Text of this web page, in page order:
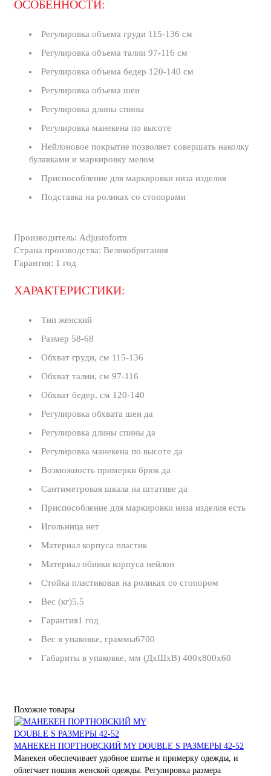
ОСОБЕННОСТИ:
Регулировка объема груди 115-136 см
Регулировка объема талии 97-116 см
Регулировка объема бедер 120-140 см
Регулировка объема шеи
Регулировка длины спины
Регулировка манекена по высоте
Нейлоновое покрытие позволяет совершать наколку
булавками и маркировку мелом
Приспособление для маркировки низа изделия
Подставка на роликах со стопорами
Производитель: Adjustoform
Страна производства: Великобритания
Гарантия: 1 год
ХАРАКТЕРИСТИКИ:
Тип женский
Размер 58-68
Обхват груди, см 115-136
Обхват талии, см 97-116
Обхват бедер, см 120-140
Регулировка обхвата шеи да
Регулировка длины спины да
Регулировка манекена по высоте да
Возможность примерки брюк да
Сантиметровая шкала на штативе да
Приспособление для маркировки низа изделия есть
Игольница нет
Материал корпуса пластик
Материал обивки корпуса нейлон
Стойка пластиковая на роликах со стопором
Вес (кг)5.5
Гарантия1 год
Вес в упаковке, граммы6700
Габариты в упаковке, мм (ДхШхВ) 400x800x60
Похожие товары
МАНЕКЕН ПОРТНОВСКИЙ MY DOUBLE S РАЗМЕРЫ 42-52
Манeкен обеспечивает удобное шитье и примерку одежды, и
облегчает пошив женской одежды. Регулировка размера